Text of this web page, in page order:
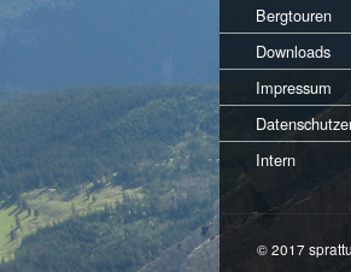
Bergtouren
Downloads
Impressum
Intern
© 2017